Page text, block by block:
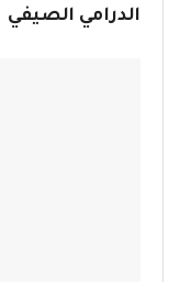
الدرامي الصيفي